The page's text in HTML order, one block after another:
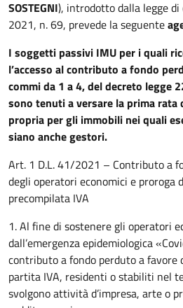
SOSTEGNI), introdotto dalla legge
2021, n. 69, prevede la seguente
I soggetti passivi IMU per i quali
l’accesso al contributo a fondo
commi da 1 a 4, del decreto legge
sono tenuti a versare la prima rata
propria per gli immobili nei quali
siano anche gestori.
Art. 1 D.L. 41/2021 – Contributo a
degli operatori economici e proroga
precompilata IVA
1. Al fine di sostenere gli operatori
dall’emergenza epidemiologica
contributo a fondo perduto a
partita IVA, residenti o stabiliti nel
svolgono attività d’impresa, arte o